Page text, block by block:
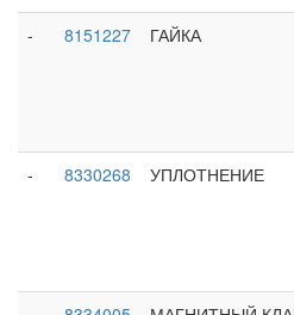
-
8151227 ГАЙКА
-
8330268 УПЛОТНЕНИЕ